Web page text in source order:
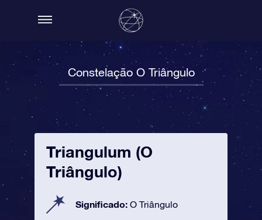
Constelação O Triângulo
Triangulum (O
Triângulo)
Significado: O Triângulo